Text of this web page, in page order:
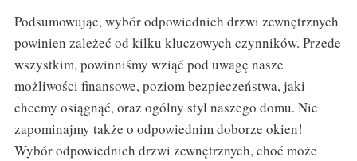
Podsumowując, wybór odpowiednich drzwi zewnętrznych
powinien zależeć od kilku kluczowych czynników. Przede
wszystkim, powinniśmy wziąć pod uwagę nasze
możliwości finansowe, poziom bezpieczeństwa, jaki
chcemy osiągnąć, oraz ogólny styl naszego domu. Nie
zapominajmy także o odpowiednim doborze okien!
Wybór odpowiednich drzwi zewnętrznych, choć może